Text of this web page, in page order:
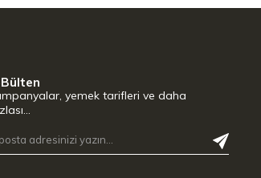
yemek tarifleri ve daha